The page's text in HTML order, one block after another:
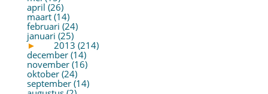
april (26)
maart (14)
februari (24)
januari (25)
►
2013 (214)
december (14)
november (16)
oktober (24)
september (14)